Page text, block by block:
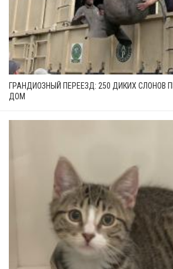
ГРАНДИОЗНЫЙ ПЕРЕЕЗД: 250 ДИКИХ СЛОНОВ
ДОМ